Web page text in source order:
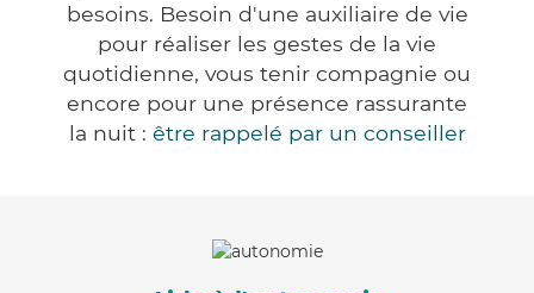
besoins. Besoin d'une auxiliaire de vie
pour réaliser les gestes de la vie
quotidienne, vous tenir compagnie ou
encore pour une présence rassurante
la nuit : être rappelé par un conseiller